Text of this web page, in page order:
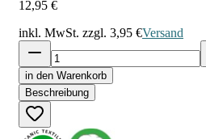
12,95 €
inkl. MwSt. zzgl. 3,95 €Versand
in den Warenkorb
Beschreibung